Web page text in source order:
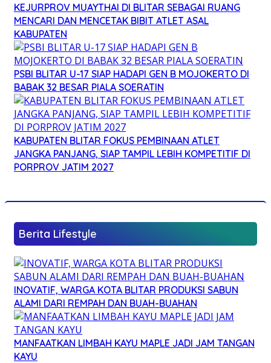
KEJURPROV MUAYTHAI DI BLITAR SEBAGAI RUANG
MENCARI DAN MENCETAK BIBIT ATLET ASAL
KABUPATEN
PSBI BLITAR U-17 SIAP HADAPI GEN B MOJOKERTO DI
BABAK 32 BESAR PIALA SOERATIN
KABUPATEN BLITAR FOKUS PEMBINAAN ATLET
JANGKA PANJANG, SIAP TAMPIL LEBIH KOMPETITIF DI
PORPROV JATIM 2027
Berita Lifestyle
INOVATIF, WARGA KOTA BLITAR PRODUKSI SABUN
ALAMI DARI REMPAH DAN BUAH-BUAHAN
MANFAATKAN LIMBAH KAYU MAPLE JADI JAM TANGAN
KAYU